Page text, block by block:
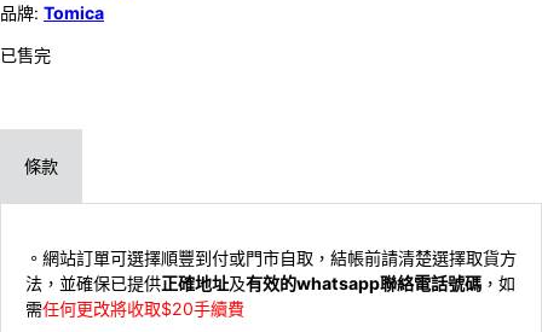
品牌: Tomica
已售完
條款
。網站訂單可選擇順豐到付或門市自取，結帳前請清楚選擇取貨方
法，並確保已提供正確地址及有效的whatsapp聯絡電話號碼 ，如
需任何更改將收取$20手續費